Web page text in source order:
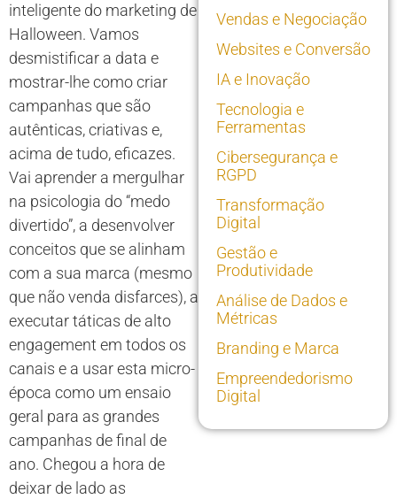
inteligente do marketing de
Halloween. Vamos
desmistificar a data e
mostrar-lhe como criar
campanhas que são
autênticas, criativas e,
acima de tudo, eficazes.
Vai aprender a mergulhar
na psicologia do “medo
divertido”, a desenvolver
conceitos que se alinham
com a sua marca (mesmo
que não venda disfarces), a
executar táticas de alto
engagement em todos os
canais e a usar esta micro-
época como um ensaio
geral para as grandes
campanhas de final de
ano. Chegou a hora de
deixar de lado as
Vendas e Negociação
Websites e Conversão
IA e Inovação
Tecnologia e
Ferramentas
Cibersegurança e
RGPD
Transformação
Digital
Gestão e
Produtividade
Análise de Dados e
Métricas
Branding e Marca
Empreendedorismo
Digital